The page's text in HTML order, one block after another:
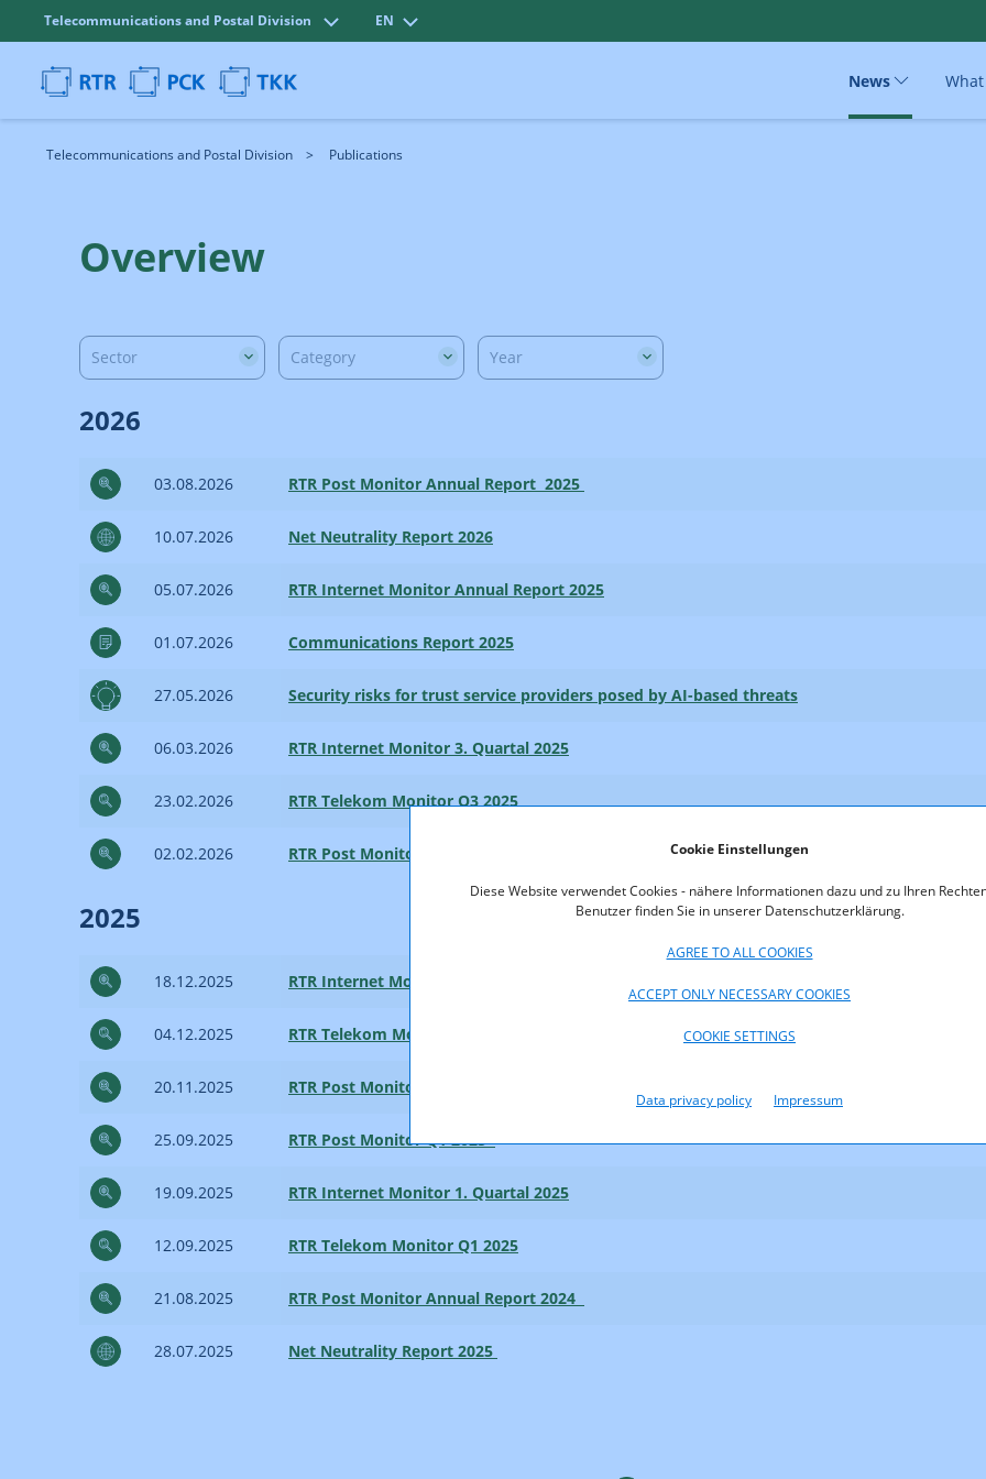
Cookie Einstellungen
Diese Website verwendet Cookies - nähere Informationen dazu und zu Ihren
Benutzer finden Sie in unserer Datenschutzerklärung.
AGREE TO ALL COOKIES
ACCEPT ONLY NECESSARY COOKIES
COOKIE SETTINGS
Data privacy policy Impressum
Telecommunications and Postal Division EN
News
Telecommunications and Postal Division Publications
Overview
Sector Category Year
2026
03.08.2026 RTR Post Monitor Annual Report 2025
10.07.2026 Net Neutrality Report 2026
05.07.2026 RTR Internet Monitor Annual Report 2025
01.07.2026 Communications Report 2025
27.05.2026 Security risks for trust service providers posed by AI-based threats
06.03.2026 RTR Internet Monitor 3. Quartal 2025
23.02.2026 RTR Telekom Monitor Q3 2025
02.02.2026 RTR Post Monitor Q3 2025
2025
18.12.2025 RTR Internet Monitor 2. Quartal 2025
04.12.2025 RTR Telekom Monitor Q2 2025
20.11.2025 RTR Post Monitor Q2 2025
25.09.2025 RTR Post Monitor Q1 2025
19.09.2025 RTR Internet Monitor 1. Quartal 2025
12.09.2025 RTR Telekom Monitor Q1 2025
21.08.2025 RTR Post Monitor Annual Report 2024
28.07.2025 Net Neutrality Report 2025